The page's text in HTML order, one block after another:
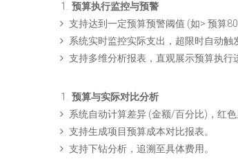
预算执行监控与预警
支持达到一定预算预警阈值 (如> 预算
系统实时监控实际支出，超限时自动
支持多维分析报表，直观展示预算执行
预算与实际对比分析
系统自动计算差异 (金额/百分比)，红色
支持生成项目预算成本对比报表。
支持下钻分析，追溯至具体费用。